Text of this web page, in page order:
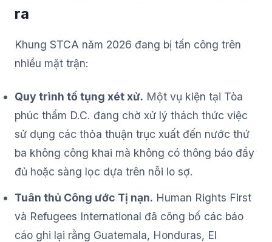
ra
Khung STCA năm 2026 đang bị tấn công trên
nhiều mặt trận:
Quy trình tố tụng xét xử. Một vụ kiện tại Tòa
phúc thẩm D.C. đang chờ xử lý thách thức việc
sử dụng các thỏa thuận trục xuất đến nước thứ
ba không công khai mà không có thông báo đầy
đủ hoặc sàng lọc dựa trên nỗi lo sợ.
Tuân thủ Công ước Tị nạn. Human Rights First
và Refugees International đã công bố các báo
cáo ghi lại rằng Guatemala, Honduras, El